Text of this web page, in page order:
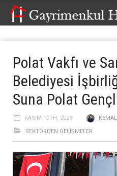
Polat Vakfı ve
Belediyesi
Suna Polat
KASIM 12TH, 2023
SEKTÖRDEN GELIŞMELER